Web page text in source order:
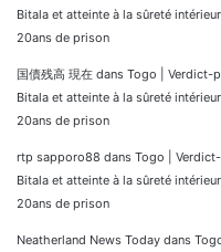
Bitala et atteinte à la sûreté
20ans de prison
国債残高 現在 dans Togo | Verdict-
Bitala et atteinte à la sûreté
20ans de prison
rtp sapporo88 dans Togo |
Bitala et atteinte à la sûreté
20ans de prison
Neatherland News Today dans